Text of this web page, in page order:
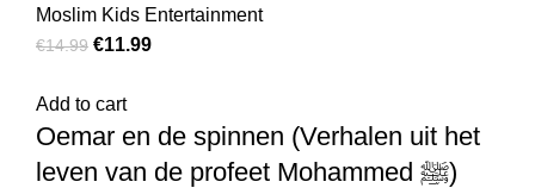
Moslim Kids Entertainment
€14.99 €11.99
Add to cart
Oemar en de spinnen (Verhalen uit het
leven van de profeet Mohammed ﷺ)